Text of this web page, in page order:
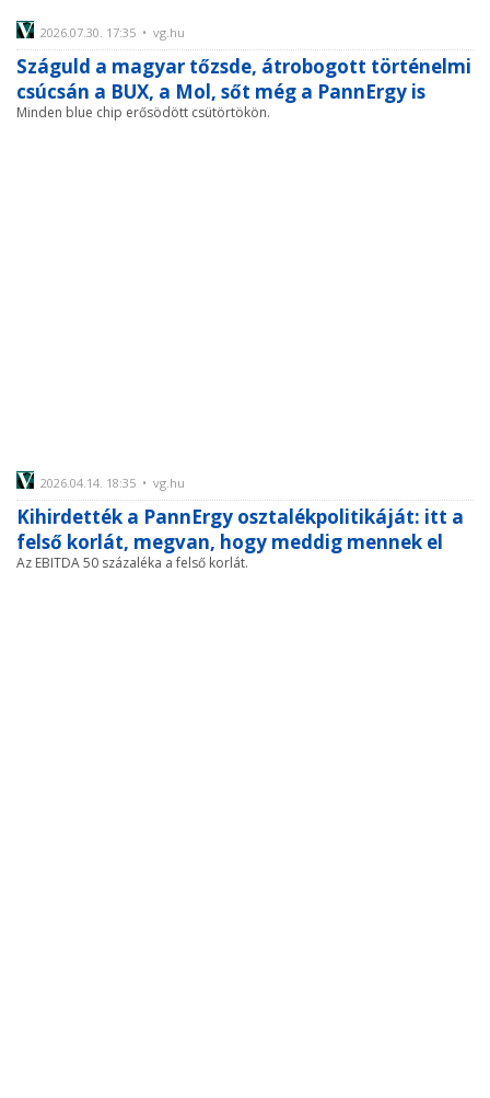
2026.07.30. 17:35 • vg.hu
Száguld a magyar tőzsde, átrobogott történelmi
csúcsán a BUX, a Mol, sőt még a PannErgy is
Minden blue chip erősödött csütörtökön.
2026.04.14. 18:35 • vg.hu
Kihirdették a PannErgy osztalékpolitikáját: itt a
felső korlát, megvan, hogy meddig mennek el
Az EBITDA 50 százaléka a felső korlát.